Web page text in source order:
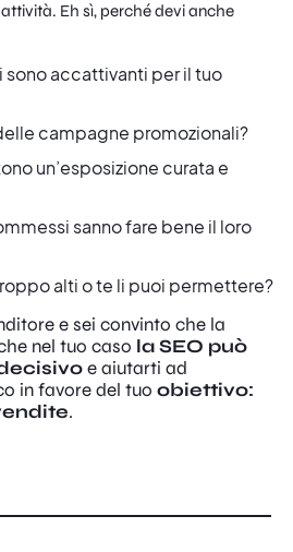
Eh sì, perché devi anche
accattivanti per il tuo
campagne promozionali?
un’esposizione curata e
sanno fare bene il loro
alti o te li puoi permettere?
e sei convinto che la
nel tuo caso la SEO può
e aiutarti ad
in favore del tuo obiettivo:
.